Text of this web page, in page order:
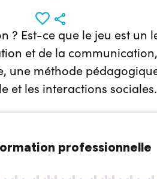
Est-ce que le jeu est un
et de la
méthode
et les interactions sociales.